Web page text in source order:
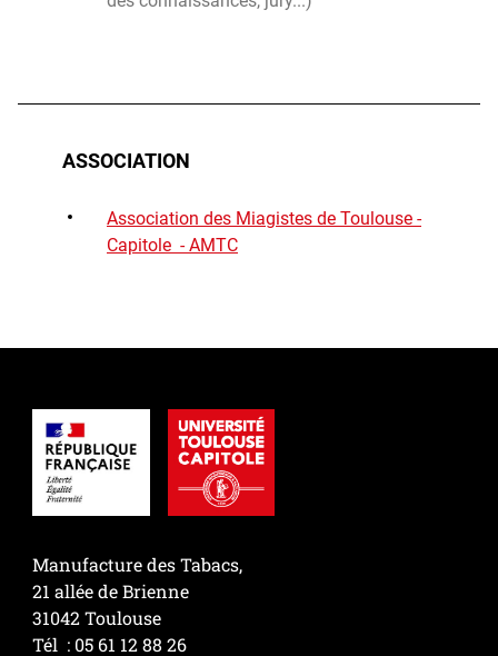
ASSOCIATION
Association des Miagistes de Toulouse -
Capitole - AMTC
Manufacture des Tabacs,
21 allée de Brienne
31042 Toulouse
Tél : 05 61 12 88 26